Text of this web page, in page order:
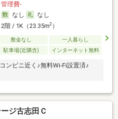
管理費-
なし
なし
2階 / 1K（23.35m2）
敷金なし
一人暮らし
駐車場(近隣含) インターネット無料
ンビニ近く♪無料Wi-Fi設置済♪
ジ古志田Ｃ